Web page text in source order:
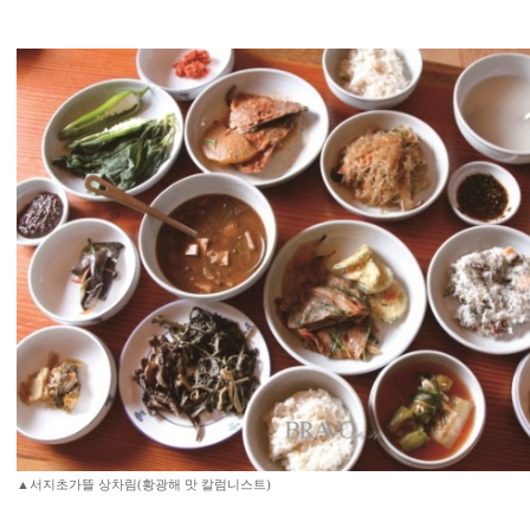
▲서지초가뜰 상차림(황광해 맛 칼럼니스트)